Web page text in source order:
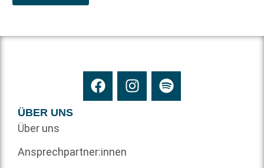
ÜBER UNS
Über uns
Ansprechpartner:innen